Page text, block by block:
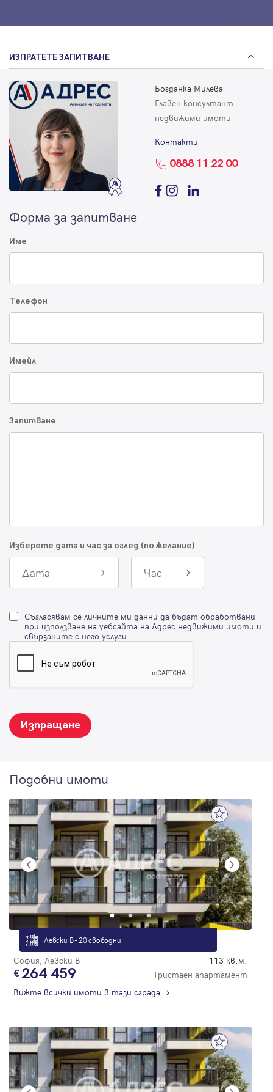
ИЗПРАТЕТЕ ЗАПИТВАНЕ
Богданка Милева
Главен консултант
недвижими имоти
Контакти
0888 11 22 00
Форма за запитване
Име
Телефон
Имейл
Запитване
Изберете дата и час за оглед (по желание)
Дата Час
Съгласявам се личните ми данни да бъдат обработвани
при използване на уебсайта на Адрес недвижими имоти и
свързаните с него услуги.
Изпращане
Подобни имоти
Левски В - 20 свободни
София, Левски В 113 кв.м.
264 459
Тристаен апартамент
Вижте всички имоти в тази сграда